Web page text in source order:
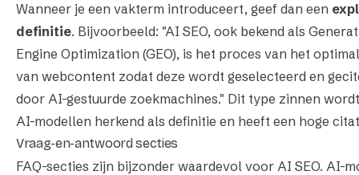
Wanneer je een vakterm introduceert, geef dan een
definitie. Bijvoorbeeld: "AI SEO, ook bekend als
Engine Optimization (GEO), is het proces van het
van webcontent zodat deze wordt geselecteerd en
door AI-gestuurde zoekmachines." Dit type zinnen
AI-modellen herkend als definitie en heeft een hoge
Vraag-en-antwoord secties
FAQ-secties zijn bijzonder waardevol voor AI SEO. AI-